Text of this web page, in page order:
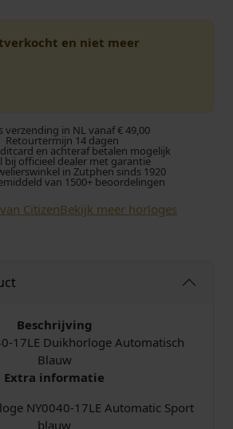
r
s
r
o
n
k
i
j
k
e
i
g
e
p
r
i
:
en niet meer
verzending in NL vanaf € 49,00
Retourtermijn 14 dagen
en achteraf betalen mogelijk
bij officieel dealer met garantie
in Zutphen sinds 1920
van 1500+ beoordelingen
CitizenBekijk meer horloges
Beschrijving
17LE Duikhorloge Automatisch
Blauw
Extra informatie
NY0040-17LE Automatic Sport
blauw